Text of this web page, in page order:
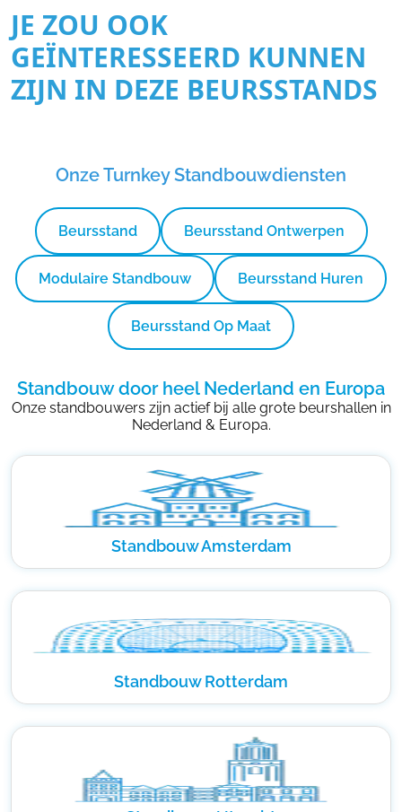
JE ZOU OOK
GEÏNTERESSEERD KUNNEN
ZIJN IN DEZE BEURSSTANDS
Onze Turnkey Standbouwdiensten
Beursstand Beursstand Ontwerpen
Modulaire Standbouw Beursstand Huren
Beursstand Op Maat
Standbouw door heel Nederland en Europa
Onze standbouwers zijn actief bij alle grote beurshallen in
Nederland & Europa.
Standbouw Amsterdam
Standbouw Rotterdam